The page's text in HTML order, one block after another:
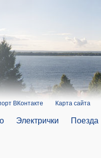
ВКонтакте Карта сайта
Электрички Поезда